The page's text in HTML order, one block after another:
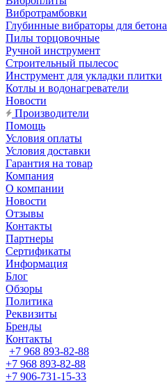
Вибротрамбовки
Глубинные вибраторы для бетона
Пилы торцовочные
Ручной инструмент
Строительный пылесос
Инструмент для укладки плитки
Котлы и водонагреватели
Новости
Производители
Помощь
Условия оплаты
Условия доставки
Гарантия на товар
Компания
О компании
Новости
Отзывы
Контакты
Партнеры
Сертификаты
Информация
Блог
Обзоры
Политика
Реквизиты
Бренды
Контакты
+7 968 893-82-88
+7 968 893-82-88
+7 906-731-15-33